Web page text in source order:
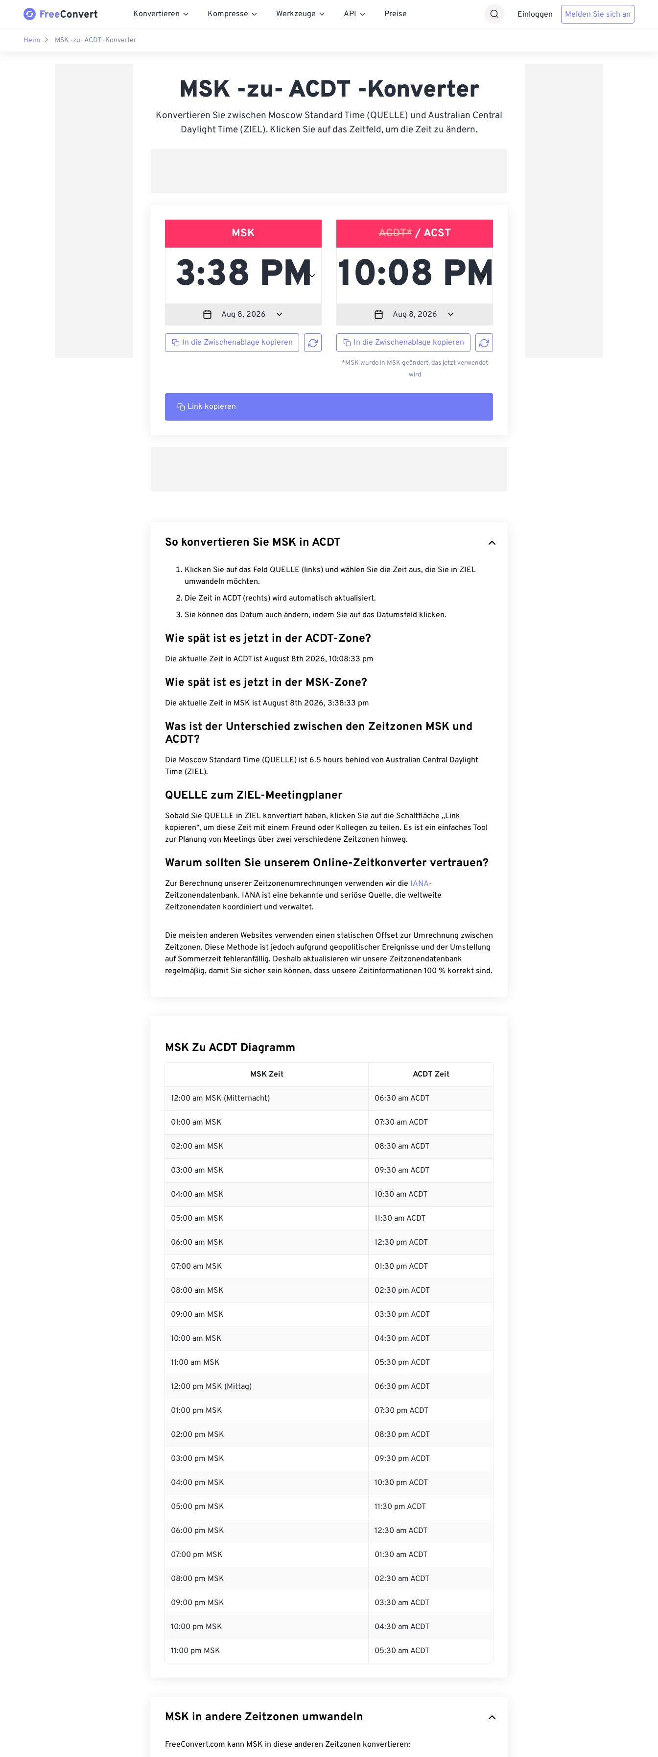
Konvertieren Kompresse Werkzeuge API Preise Einloggen Melden Sie sich an
Heim MSK -zu- ACDT -Konverter
MSK -zu- ACDT -Konverter
Konvertieren Sie zwischen Moscow Standard Time (QUELLE) und Australian Central
Daylight Time (ZIEL). Klicken Sie auf das Zeitfeld, um die Zeit zu ändern.
MSK
In die Zwischenablage kopieren
ACDT* / ACST
In die Zwischenablage kopieren
*MSK wurde in MSK geändert, das jetzt verwendet
wird
Link kopieren
So konvertieren Sie MSK in ACDT
Klicken Sie auf das Feld QUELLE (links) und wählen Sie die Zeit aus, die Sie in ZIEL
umwandeln möchten.
Die Zeit in ACDT (rechts) wird automatisch aktualisiert.
Sie können das Datum auch ändern, indem Sie auf das Datumsfeld klicken.
Wie spät ist es jetzt in der ACDT-Zone?
Die aktuelle Zeit in ACDT ist August 8th 2026, 10:08:34 pm
Wie spät ist es jetzt in der MSK-Zone?
Die aktuelle Zeit in MSK ist August 8th 2026, 3:38:34 pm
Was ist der Unterschied zwischen den Zeitzonen MSK und
ACDT?
Die Moscow Standard Time (QUELLE) ist 6.5 hours behind von Australian Central Daylight
Time (ZIEL).
QUELLE zum ZIEL-Meetingplaner
Sobald Sie QUELLE in ZIEL konvertiert haben, klicken Sie auf die Schaltfläche „Link
kopieren“, um diese Zeit mit einem Freund oder Kollegen zu teilen. Es ist ein einfaches Tool
zur Planung von Meetings über zwei verschiedene Zeitzonen hinweg.
Warum sollten Sie unserem Online-Zeitkonverter vertrauen?
Zur Berechnung unserer Zeitzonenumrechnungen verwenden wir die IANA-
Zeitzonendatenbank. IANA ist eine bekannte und seriöse Quelle, die weltweite
Zeitzonendaten koordiniert und verwaltet.
Die meisten anderen Websites verwenden einen statischen Offset zur Umrechnung zwischen
Zeitzonen. Diese Methode ist jedoch aufgrund geopolitischer Ereignisse und der Umstellung
auf Sommerzeit fehleranfällig. Deshalb aktualisieren wir unsere Zeitzonendatenbank
regelmäßig, damit Sie sicher sein können, dass unsere Zeitinformationen 100 % korrekt sind.
MSK Zu ACDT Diagramm
MSK Zeit ACDT Zeit
12:00 am MSK (Mitternacht) 06:30 am ACDT
01:00 am MSK 07:30 am ACDT
02:00 am MSK 08:30 am ACDT
03:00 am MSK 09:30 am ACDT
04:00 am MSK 10:30 am ACDT
05:00 am MSK 11:30 am ACDT
06:00 am MSK 12:30 pm ACDT
07:00 am MSK 01:30 pm ACDT
08:00 am MSK 02:30 pm ACDT
09:00 am MSK 03:30 pm ACDT
10:00 am MSK 04:30 pm ACDT
11:00 am MSK 05:30 pm ACDT
12:00 pm MSK (Mittag) 06:30 pm ACDT
01:00 pm MSK 07:30 pm ACDT
02:00 pm MSK 08:30 pm ACDT
03:00 pm MSK 09:30 pm ACDT
04:00 pm MSK 10:30 pm ACDT
05:00 pm MSK 11:30 pm ACDT
06:00 pm MSK 12:30 am ACDT
07:00 pm MSK 01:30 am ACDT
08:00 pm MSK 02:30 am ACDT
09:00 pm MSK 03:30 am ACDT
10:00 pm MSK 04:30 am ACDT
11:00 pm MSK 05:30 am ACDT
MSK in andere Zeitzonen umwandeln
FreeConvert.com kann MSK in diese anderen Zeitzonen konvertieren: